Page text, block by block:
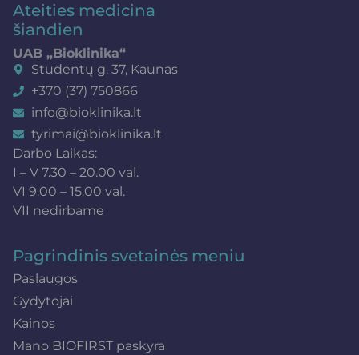
Ateities medicina
šiandien
UAB „Bioklinika“
Studentų g. 37, Kaunas
+370 (37) 750866
info@bioklinika.lt
tyrimai@bioklinika.lt
Darbo Laikas:
I – V 7.30 – 20.00 val.
VI 9.00 – 15.00 val.
VII nedirbame
Pagrindinis svetainės meniu
Paslaugos
Gydytojai
Kainos
Mano BIOFIRST paskyra